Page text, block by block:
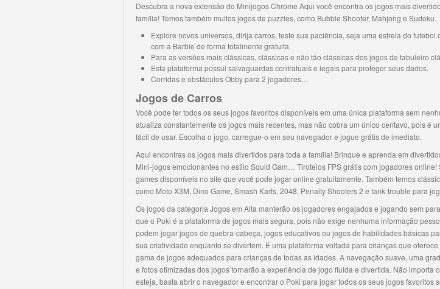
Descubra a nova extensão do Minijogos Chrome Aqui você encontra os jogos mais
família! Temos também muitos jogos de puzzles, como Bubble Shooter, Mahjong e Sudoku.
Explore novos universos, dirija carros, teste sua paciência, seja uma estrela do futebol
com a Barbie de forma totalmente gratuita.
Para as versões mais clássicas, clássicas e não tão clássicas dos jogos de tabuleiro
Esta plataforma possui salvaguardas contratuais e legais para proteger seus dados.
Corridas e obstáculos Obby para 2 jogadores…
Jogos de Carros
Você pode ter todos os seus jogos favoritos disponíveis em uma única plataforma sem
atualiza constantemente os jogos mais recentes, mas não cobra um único centavo, pois é
fácil de usar. Escolha o jogo, carregue-o em seu navegador e jogue grátis de imediato.
Aqui encontras os jogos mais divertidos para toda a família! Brinque e aprenda em
Mini-jogos emocionantes no estilo Squid Gam… Tiroteios FPS grátis com jogadores online!
games disponíveis no site que você pode jogar online gratuitamente. Também temos
como Moto X3M, Dino Game, Smash Karts, 2048, Penalty Shooters 2 e tank-trouble para
Os jogos da categoria Jogos em Alta manterão os jogadores engajados e jogando sem
que o Poki é a plataforma de jogos mais segura, pois não exige nenhuma informação
podem jogar jogos de quebra-cabeça, jogos educativos ou jogos de habilidades básicas
sua criatividade enquanto se divertem. É uma plataforma voltada para crianças que
gama de jogos adequados para crianças de todas as idades. A navegação suave, uma
e fotos otimizadas dos jogos tornarão a experiência de jogo fluida e divertida. Não importa
esteja, basta abrir o navegador e encontrar o Poki para jogar todos os seus jogos favoritos